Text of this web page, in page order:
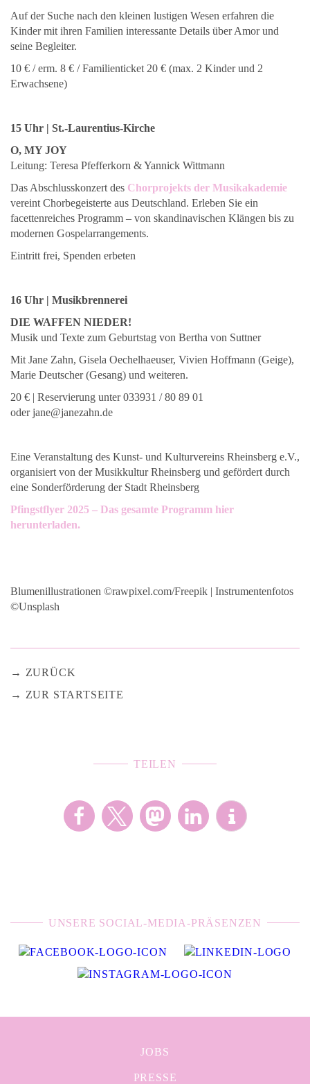
Auf der Suche nach den kleinen lustigen Wesen erfahren die
Kinder mit ihren Familien interessante Details über Amor und
seine Begleiter.
10 € / erm. 8 € / Familienticket 20 € (max. 2 Kinder und 2
Erwachsene)
15 Uhr | St.-Laurentius-Kirche
O, MY JOY
Leitung: Teresa Pfefferkorn & Yannick Wittmann
Das Abschlusskonzert des Chorprojekts der Musikakademie
vereint Chorbegeisterte aus Deutschland. Erleben Sie ein
facettenreiches Programm – von skandinavischen Klängen bis zu
modernen Gospelarrangements.
Eintritt frei, Spenden erbeten
16 Uhr | Musikbrennerei
DIE WAFFEN NIEDER!
Musik und Texte zum Geburtstag von Bertha von Suttner
Mit Jane Zahn, Gisela Oechelhaeuser, Vivien Hoffmann (Geige),
Marie Deutscher (Gesang) und weiteren.
20 € | Reservierung unter 033931 / 80 89 01
oderjane@janezahn.de
Eine Veranstaltung des Kunst- und Kulturvereins Rheinsberg e.V.,
organisiert von der Musikkultur Rheinsberg und gefördert durch
eine Sonderförderung der Stadt Rheinsberg
Pfingstflyer 2025 – Das gesamte Programm hier
herunterladen.
Blumenillustrationen ©rawpixel.com/Freepik | Instrumentenfotos
©Unsplash
ZURÜCK
ZUR STARTSEITE
TEILEN
UNSERE SOCIAL-MEDIA-PRÄSENZEN
JOBS
PRESSE